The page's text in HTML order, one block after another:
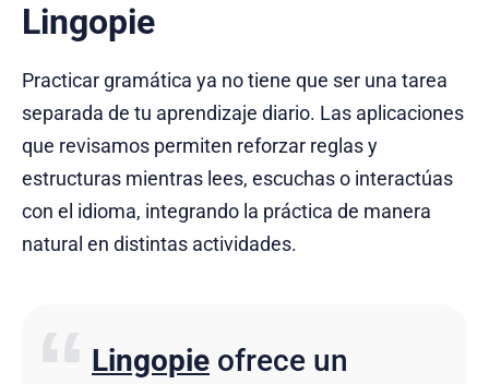
Lingopie
Practicar gramática ya no tiene que ser una tarea
separada de tu aprendizaje diario. Las aplicaciones
que revisamos permiten reforzar reglas y
estructuras mientras lees, escuchas o interactúas
con el idioma, integrando la práctica de manera
natural en distintas actividades.
Lingopie ofrece un